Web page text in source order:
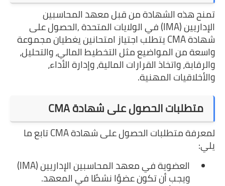
تمنح هذه الشهادة من قبل معهد المحاسبين
الإداريين (IMA) في الولايات المتحدة ,الحصول على
شهادة CMA يتطلب اجتياز امتحانين يغطيان مجموعة
واسعة من المواضيع مثل التخطيط المالي، والتحليل،
والرقابة، واتخاذ القرارات المالية، وإدارة الأداء،
والأخلاقيات المهنية.
متطلبات الحصول على شهادة CMA
لمعرفة متطلبات الحصول على شهادة CMA تابع ما
يلي:
العضوية في معهد المحاسبين الإداريين (IMA)
ويجب أن تكون عضوًا نشطًا في المعهد.